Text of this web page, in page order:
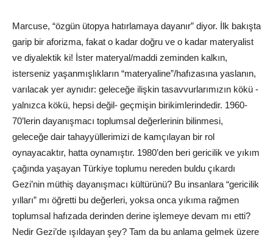
Marcuse, “özgün ütopya hatırlamaya dayanır” diyor. İlk bakışta
garip bir aforizma, fakat o kadar doğru ve o kadar materyalist
ve diyalektik ki! İster materyal/maddi zeminden kalkın,
isterseniz yaşanmışlıkların “materyaline”/hafızasına yaslanın,
varılacak yer aynıdır: geleceğe ilişkin tasavvurlarımızın kökü -
yalnızca kökü, hepsi değil- geçmişin birikimlerindedir. 1960-
70’lerin dayanışmacı toplumsal değerlerinin bilinmesi,
geleceğe dair tahayyüllerimizi de kamçılayan bir rol
oynayacaktır, hatta oynamıştır. 1980’den beri gericilik ve yıkım
çağında yaşayan Türkiye toplumu nereden buldu çıkardı
Gezi’nin müthiş dayanışmacı kültürünü? Bu insanlara “gericilik
yılları” mı öğretti bu değerleri, yoksa onca yıkıma rağmen
toplumsal hafızada derinden derine işlemeye devam mı etti?
Nedir Gezi’de ışıldayan şey? Tam da bu anlama gelmek üzere